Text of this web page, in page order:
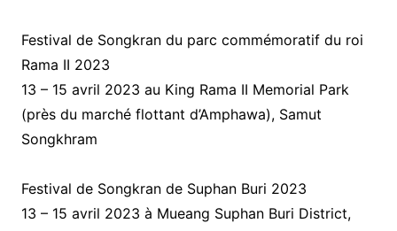
Festival de Songkran du parc commémoratif du roi
Rama II 2023
13 – 15 avril 2023 au King Rama II Memorial Park
(près du marché flottant d’Amphawa), Samut
Songkhram
Festival de Songkran de Suphan Buri 2023
13 – 15 avril 2023 à Mueang Suphan Buri District,